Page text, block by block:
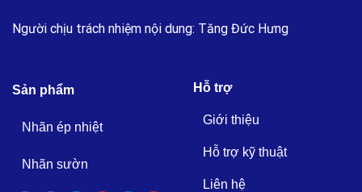
Người chịu trách nhiệm nội dung: Tăng Đức Hưng
Sản phẩm
Nhãn ép nhiệt
Nhãn sườn
Hỗ trợ
Giới thiệu
Hỗ trợ kỹ thuật
Liên hệ